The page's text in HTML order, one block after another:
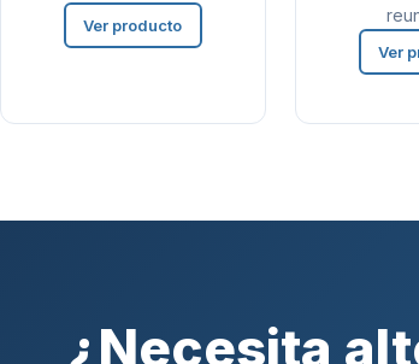
Ver producto
Ver
¿Necesita